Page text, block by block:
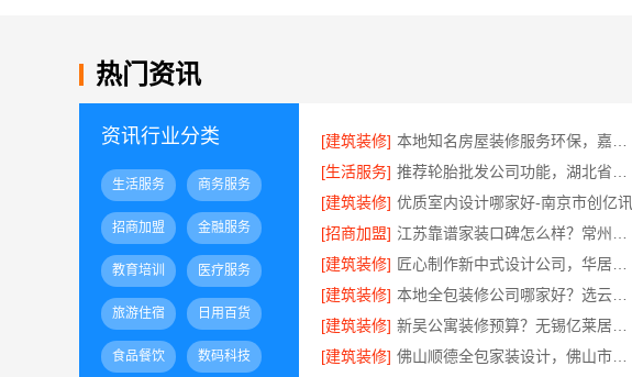
热门资讯
资讯行业分类
生活服务 商务服务
招商加盟 金融服务
教育培训 医疗服务
旅游住宿 日用百货
食品餐饮 数码科技
[建筑装修]
[生活服务]
[建筑装修] 优质室内设计哪家好-南京市创亿讯
[招商加盟]
[建筑装修]
[建筑装修]
[建筑装修]
[建筑装修]